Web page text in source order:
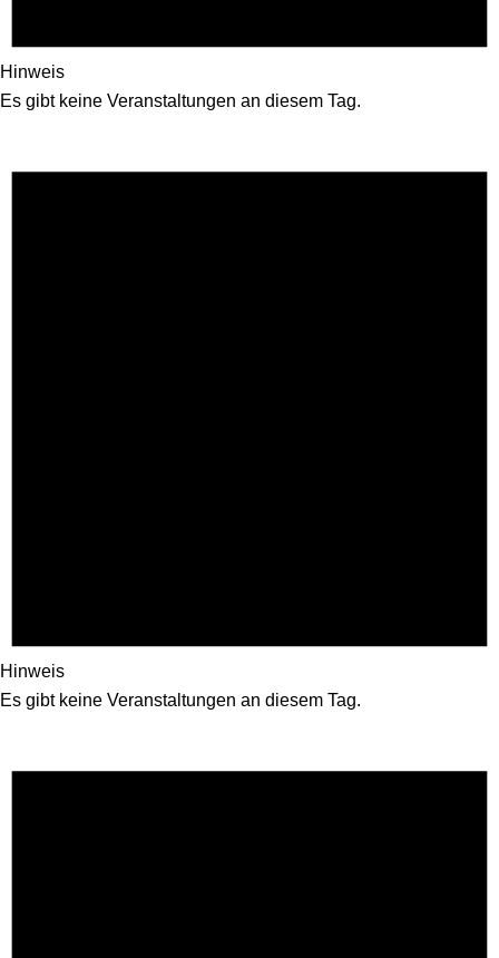
Hinweis
Es gibt keine Veranstaltungen an diesem Tag.
Hinweis
Es gibt keine Veranstaltungen an diesem Tag.